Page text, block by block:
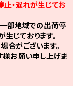
・遅れが生じてお
部地域での出荷停
じております。
合がございます。
様お願い申し上げま